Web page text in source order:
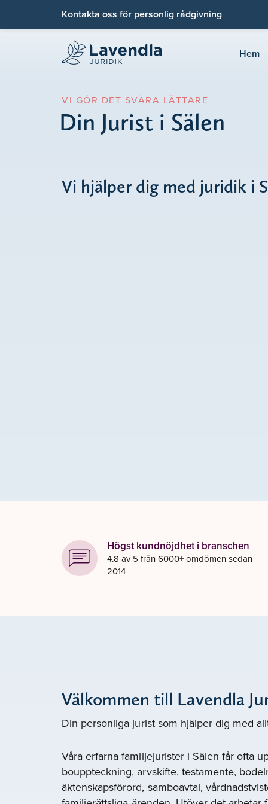
Kontakta oss för personlig rådgivning
Hem
VI GÖR DET SVÅRA LÄTTARE
Din Jurist i Sälen
Vi hjälper dig med juridik i
Högst kundnöjdhet i branschen
4.8 av 5 från 6000+ omdömen sedan
2014
Välkommen till Lavendla
Din personliga jurist som hjälper dig med
Våra erfarna familjejurister i Sälen får ofta
bouppteckning, arvskifte, testamente,
äktenskapsförord, samboavtal,